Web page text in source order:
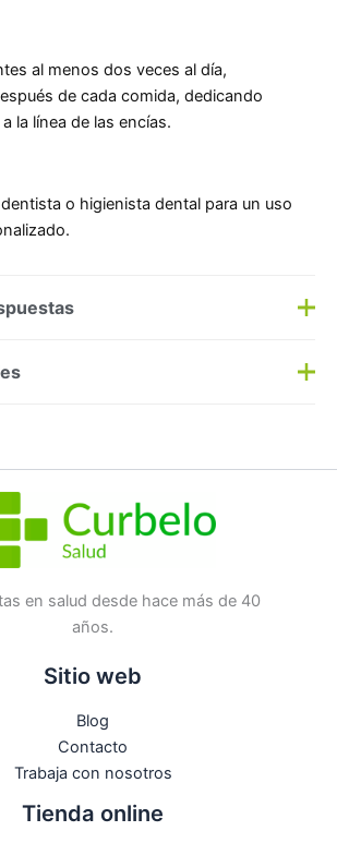
al menos dos veces al día,
de cada comida, dedicando
la línea de las encías.
o higienista dental para un uso
hay preguntas todavía
en salud desde hace más de 40
años.
Sitio web
Blog
Contacto
Trabaja con nosotros
Tienda online